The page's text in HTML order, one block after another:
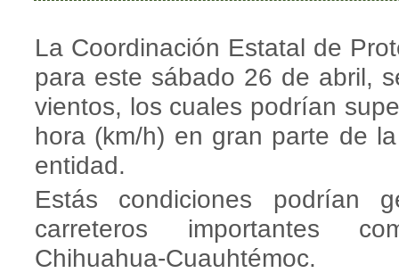
La Coordinación Estatal de
para este sábado 26 de abril,
vientos, los cuales podrían
hora (km/h) en gran parte de
entidad.
Estás condiciones podrían
carreteros importantes
Chihuahua-Cuauhtémoc.